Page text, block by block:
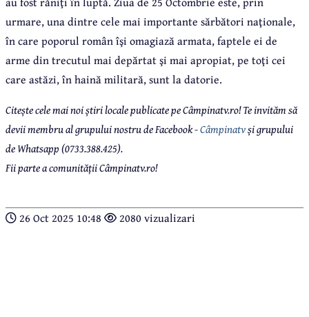
urmare, una dintre cele mai importante sărbători naţionale,
în care poporul român îşi omagiază armata, faptele ei de
arme din trecutul mai depărtat şi mai apropiat, pe toţi cei
care astăzi, în haină militară, sunt la datorie.
Citește cele mai noi știri locale publicate pe Câmpinatv.ro! Te invităm să
devii membru al grupului nostru de Facebook -Câmpinatvși grupului
de Whatsapp (0733.388.425).
Fii parte a comunității Câmpinatv.ro!
26 Oct 2025 10:48 2080 vizualizari